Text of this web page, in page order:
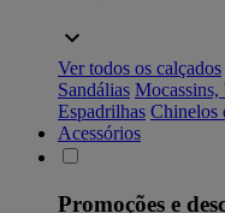
Ver todos os calçados
Sandálias Mocassins,
Espadrilhas Chinelos
Acessórios
Promoções e